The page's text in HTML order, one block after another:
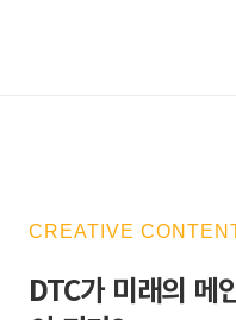
CREATIVE
DTC가 미래의 메